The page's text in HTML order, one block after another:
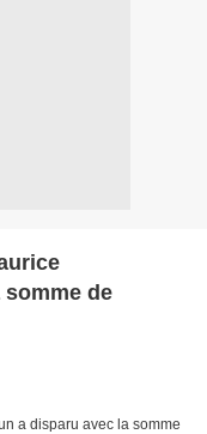
de
a disparu avec la somme